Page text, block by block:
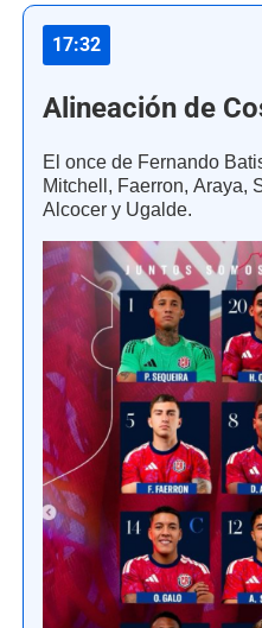
17:32
Alineación de
El once de Fernando
Mitchell, Faerron, Araya,
Alcocer y Ugalde.